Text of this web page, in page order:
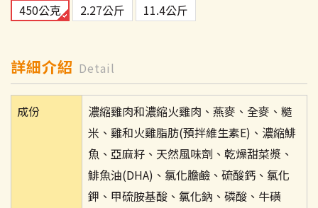
450公克
2.27公斤 11.4公斤
詳細介紹 Detail
成份
濃縮雞肉和濃縮火雞肉、燕麥、全麥、糙
米、雞和火雞脂肪(預拌維生素E)、濃縮鯡
魚、亞麻籽、天然風味劑、乾燥甜菜漿、
鯡魚油(DHA)、氯化膽鹼、硫酸鈣、氯化
鉀、甲硫胺基酸、氯化鈉、磷酸、牛磺